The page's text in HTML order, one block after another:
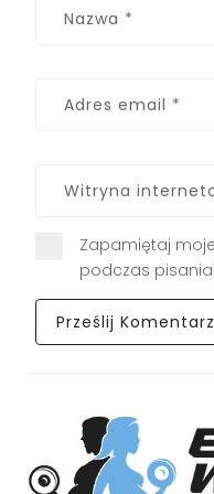
Zapamiętaj
podczas